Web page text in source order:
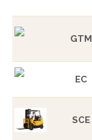
GTM
EC
SCE